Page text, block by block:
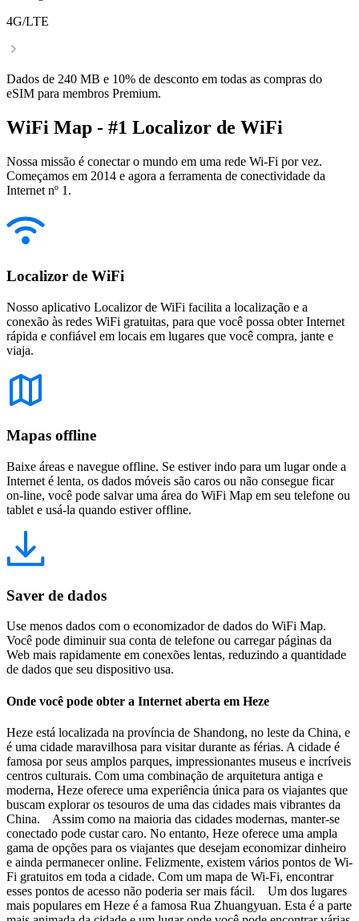
4G/LTE
Dados de 240 MB e 10% de desconto em todas as compras do
eSIM para membros Premium.
WiFi Map - #1 Localizor de WiFi
Nossa missão é conectar o mundo em uma rede Wi-Fi por vez.
Começamos em 2014 e agora a ferramenta de conectividade da
Internet nº 1.
Localizor de WiFi
Nosso aplicativo Localizor de WiFi facilita a localização e a
conexão às redes WiFi gratuitas, para que você possa obter Internet
rápida e confiável em locais em lugares que você compra, jante e
viaja.
Mapas offline
Baixe áreas e navegue offline. Se estiver indo para um lugar onde a
Internet é lenta, os dados móveis são caros ou não consegue ficar
on-line, você pode salvar uma área do WiFi Map em seu telefone ou
tablet e usá-la quando estiver offline.
Saver de dados
Use menos dados com o economizador de dados do WiFi Map.
Você pode diminuir sua conta de telefone ou carregar páginas da
Web mais rapidamente em conexões lentas, reduzindo a quantidade
de dados que seu dispositivo usa.
Onde você pode obter a Internet aberta em Heze
Heze está localizada na província de Shandong, no leste da China, e
é uma cidade maravilhosa para visitar durante as férias. A cidade é
famosa por seus amplos parques, impressionantes museus e incríveis
centros culturais. Com uma combinação de arquitetura antiga e
moderna, Heze oferece uma experiência única para os viajantes que
buscam explorar os tesouros de uma das cidades mais vibrantes da
China. Assim como na maioria das cidades modernas, manter-se
conectado pode custar caro. No entanto, Heze oferece uma ampla
gama de opções para os viajantes que desejam economizar dinheiro
e ainda permanecer online. Felizmente, existem vários pontos de Wi-
Fi gratuitos em toda a cidade. Com um mapa de Wi-Fi, encontrar
esses pontos de acesso não poderia ser mais fácil. Um dos lugares
mais populares em Heze é a famosa Rua Zhuangyuan. Esta é a parte